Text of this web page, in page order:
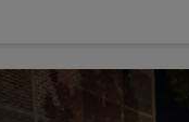
/STERNEHIMMEL/